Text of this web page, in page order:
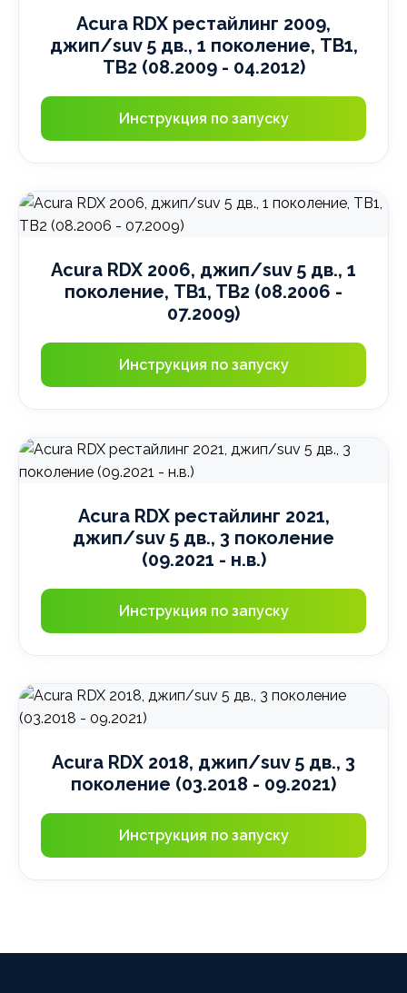
Acura RDX рестайлинг 2009,
джип/suv 5 дв., 1 поколение, TB1,
TB2 (08.2009 - 04.2012)
Инструкция по запуску
Acura RDX 2006, джип/suv 5 дв., 1
поколение, TB1, TB2 (08.2006 -
07.2009)
Инструкция по запуску
Acura RDX рестайлинг 2021,
джип/suv 5 дв., 3 поколение
(09.2021 - н.в.)
Инструкция по запуску
Acura RDX 2018, джип/suv 5 дв., 3
поколение (03.2018 - 09.2021)
Инструкция по запуску